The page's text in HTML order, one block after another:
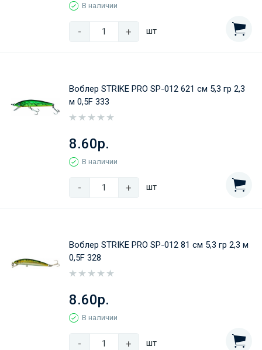
В наличии
- + шт
Воблер STRIKE PRO SP-012 621 см 5,3 гр 2,3
м 0,5F 333
8.60р.
В наличии
- + шт
Воблер STRIKE PRO SP-012 81 см 5,3 гр 2,3 м
0,5F 328
8.60р.
В наличии
- + шт